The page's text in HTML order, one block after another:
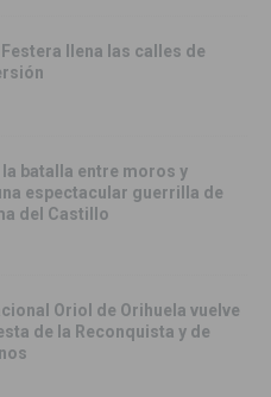
Festera llena las calles de
batalla entre moros y
espectacular guerrilla de
del Castillo
Oriol de Orihuela vuelve
de la Reconquista y de